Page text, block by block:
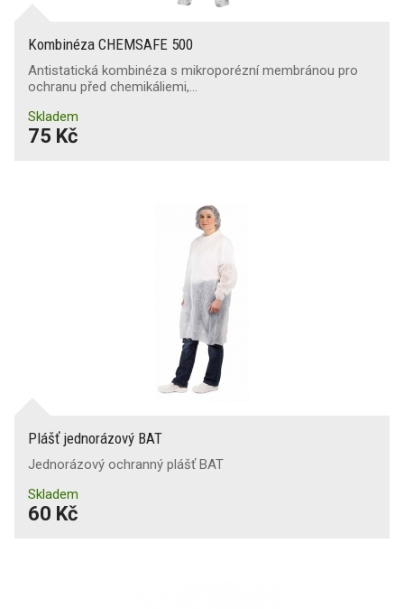
Kombinéza CHEMSAFE 500
Antistatická kombinéza s mikroporézní membránou pro
ochranu před chemikáliemi,…
Skladem
75 Kč
Plášť jednorázový BAT
Jednorázový ochranný plášť BAT
Skladem
60 Kč